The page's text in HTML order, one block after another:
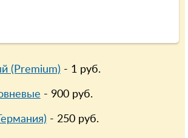
(Premium) - 1руб.
- 900руб.
- 250руб.